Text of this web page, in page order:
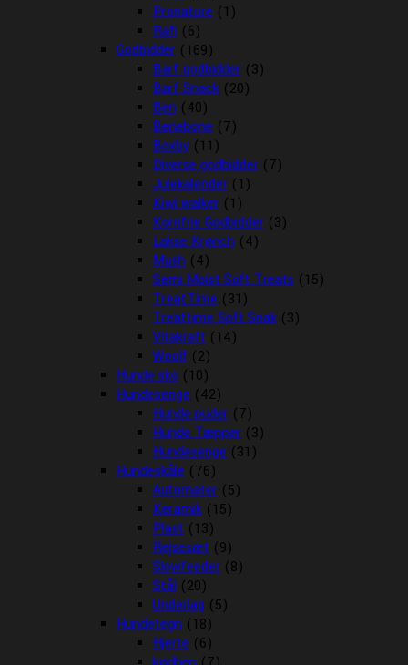
Pronature (1)
Rafi (6)
Godbidder (169)
Barf godbidder (3)
Barf Snack (20)
Ben (40)
Benebone (7)
Boxby (11)
Diverse godbidder (7)
Julekalender (1)
Kiwi walker (1)
Kornfrie Godbidder (3)
Lakse Krønch (4)
Mush (4)
Semi Moist Soft Treats (15)
TreatTime (31)
Treattime Soft Snak (3)
Vitakraft (14)
Woolf (2)
Hunde sko (10)
Hundesenge (42)
Hunde puder (7)
Hunde Tæpper (3)
Hundesenge (31)
Hundeskåle (76)
Automater (5)
Keramik (15)
Plast (13)
Rejsesæt (9)
Slowfeeder (8)
Stål (20)
Underlag (5)
Hundetegn (18)
Hjerte (6)